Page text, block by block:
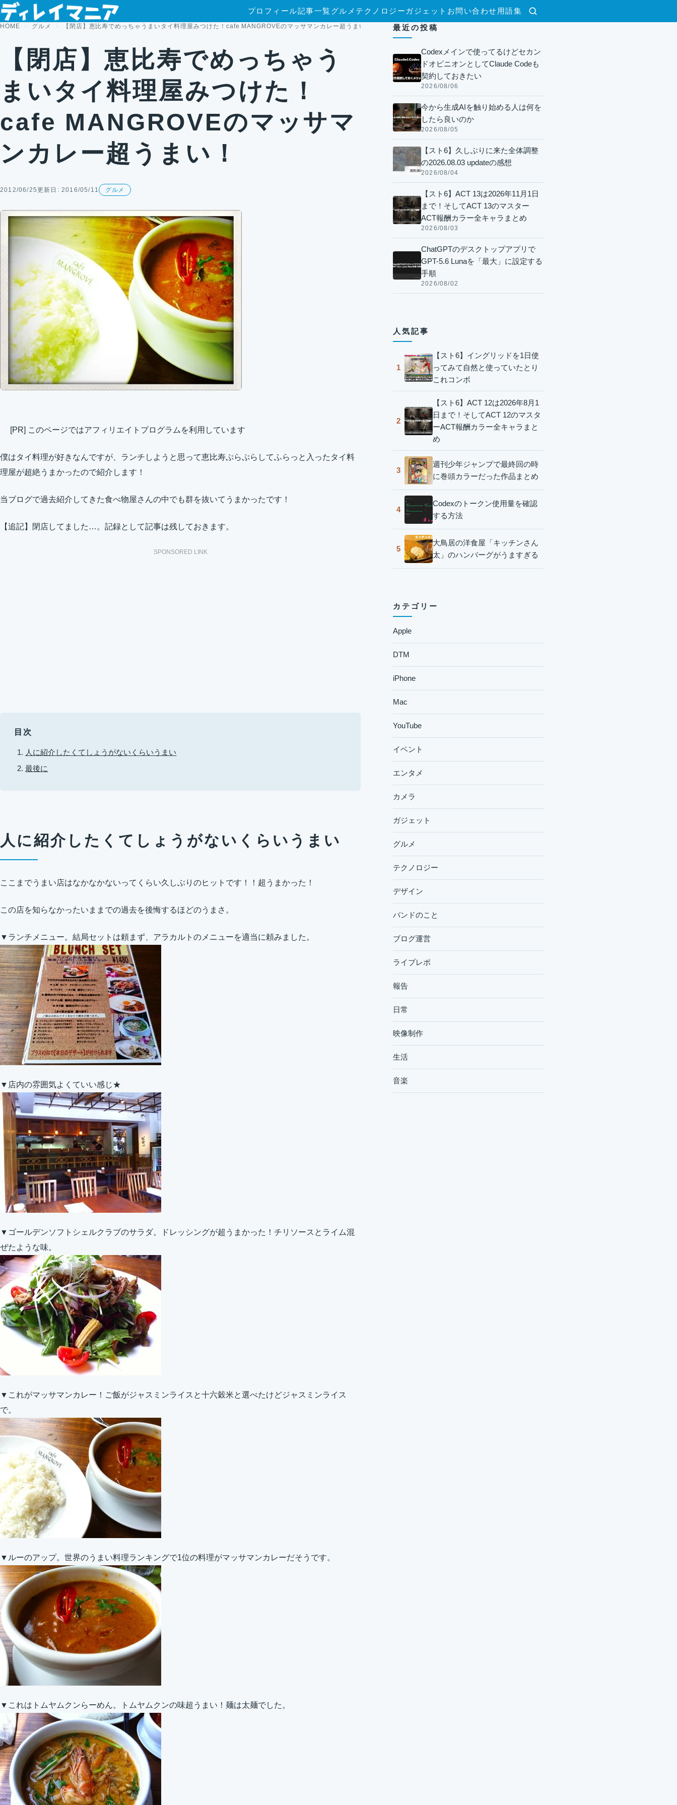
コンテンツへスキップ
検索
プロフィール記事一覧グルメ テクノロジー ガジェット お問い合わせ 用語集
HOME グルメ 【閉店】恵比寿でめっちゃうまいタイ料理屋みつけた！cafe MANGROVEのマッサマンカレー超うまい！
【閉店】恵比寿でめっちゃう
まいタイ料理屋みつけた！
cafe MANGROVEのマッサマ
ンカレー超うまい！
2012/06/25更新日: 2016/05/11 グルメ
[PR] このページではアフィリエイトプログラムを利用しています
僕はタイ料理が好きなんですが、ランチしようと思って恵比寿ぷらぷらしてふらっと入ったタイ料
理屋が超絶うまかったので紹介します！
当ブログで過去紹介してきた食べ物屋さんの中でも群を抜いてうまかったです！
【追記】閉店してました…。記録として記事は残しておきます。
SPONSORED LINK
目次
人に紹介したくてしょうがないくらいうまい
最後に
人に紹介したくてしょうがないくらいうまい
ここまでうまい店はなかなかないってくらい久しぶりのヒットです！！超うまかった！
この店を知らなかったいままでの過去を後悔するほどのうまさ。
▼ランチメニュー。結局セットは頼まず、アラカルトのメニューを適当に頼みました。
▼店内の雰囲気よくていい感じ★
▼ゴールデンソフトシェルクラブのサラダ。ドレッシングが超うまかった！チリソースとライム混
ぜたような味。
▼これがマッサマンカレー！ご飯がジャスミンライスと十六穀米と選べたけどジャスミンライス
で。
▼ルーのアップ。世界のうまい料理ランキングで1位の料理がマッサマンカレーだそうです。
▼これはトムヤムクンらーめん。トムヤムクンの味超うまい！麺は太麺でした。
最近の投稿
Codexメインで使ってるけどセカン
ドオピニオンとしてClaude Codeも
契約しておきたい
2026/08/06
今から生成AIを触り始める人は何を
したら良いのか
2026/08/05
【スト6】久しぶりに来た全体調整
の2026.08.03 updateの感想
2026/08/04
【スト6】ACT 13は2026年11月1日
まで！そしてACT 13のマスター
ACT報酬カラー全キャラまとめ
2026/08/03
ChatGPTのデスクトップアプリで
GPT-5.6 Lunaを「最大」に設定する
手順
2026/08/02
人気記事
1
【スト6】イングリッドを1日使
ってみて自然と使っていたとり
これコンボ
2
【スト6】ACT 12は2026年8月1
日まで！そしてACT 12のマスタ
ーACT報酬カラー全キャラまと
め
3
週刊少年ジャンプで最終回の時
に巻頭カラーだった作品まとめ
4
Codexのトークン使用量を確認
する方法
5
大鳥居の洋食屋「キッチンさん
太」のハンバーグがうますぎる
カテゴリー
Apple
DTM
iPhone
Mac
YouTube
イベント
エンタメ
カメラ
ガジェット
グルメ
テクノロジー
デザイン
バンドのこと
ブログ運営
ライブレポ
報告
日常
映像制作
生活
音楽